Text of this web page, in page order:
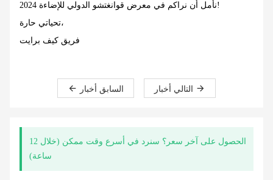
نأمل أن نراكم في معرض قوانغتشو الدولي للإضاءة 2024!
تحياتي حارة،
فريق كيف برايت
السابق أخبار
الحصول على آخر سعر؟ سنرد في أسرع وقت ممكن (خلال 12
ساعة)